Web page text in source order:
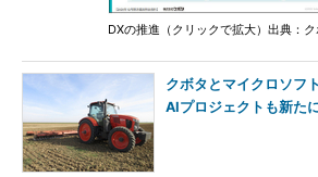
DXの推進（クリックで拡大）出典：ク
クボタとマイクロソフ
AIプロジェクトも新た